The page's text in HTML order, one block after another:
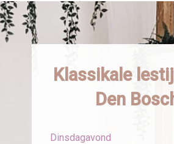
Klassikale
Den
Dinsdagavond